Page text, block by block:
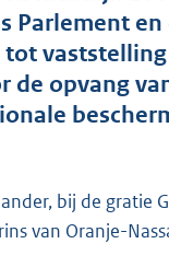
K
b
Parlement en
tot
de opvang
bij de gratie
van Oranje-